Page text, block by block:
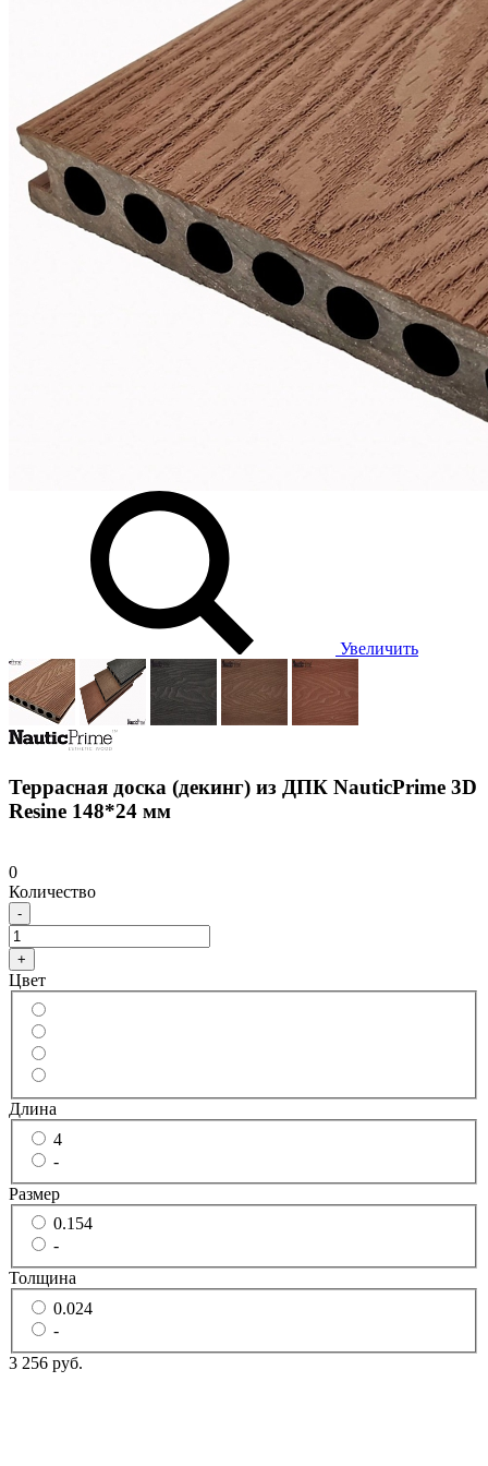
Увеличить
Террасная доска (декинг) из ДПК NauticPrime 3D
Resine 148*24 мм
0
Количество
-
+
Цвет
Длина
4
-
Размер
0.154
-
Толщина
0.024
-
3 256 руб.